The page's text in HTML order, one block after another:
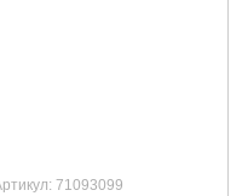
71093099